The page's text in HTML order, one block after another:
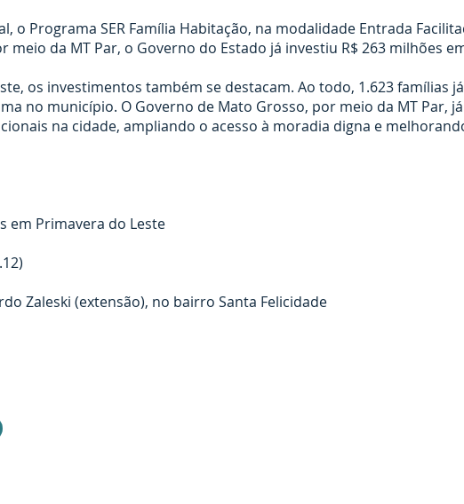
o Programa SER Família Habitação, na modalidade Entrada
meio da MT Par, o Governo do Estado já investiu R$ 263 milhões
os investimentos também se destacam. Ao todo, 1.623 famílias
no município. O Governo de Mato Grosso, por meio da MT Par,
na cidade, ampliando o acesso à moradia digna e
em Primavera do Leste
Zaleski (extensão), no bairro Santa Felicidade